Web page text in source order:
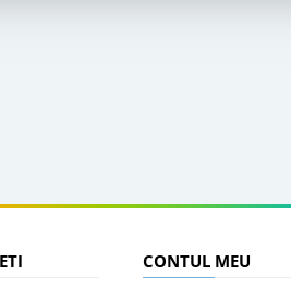
CONTUL MEU